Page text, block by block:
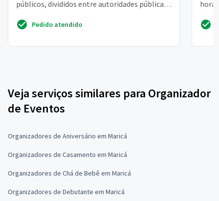
públicos, divididos entre autoridades públicas
Pedido atendido
Veja serviços similares para Organizador
de Eventos
Organizadores de Aniversário em Maricá
Organizadores de Casamento em Maricá
Organizadores de Chá de Bebê em Maricá
Organizadores de Debutante em Maricá